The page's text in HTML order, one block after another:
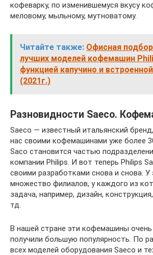
кофеварку, по изменившемуся вкусу
меловому, мыльному, мутноватому.
Читайте также: Офисная
лучших моделей кофемашин
функцией капучино и
(2021г.)
Разновидности Saeco.
Saeco — известный итальянский
нас своими кофемашинами уже более
Saco становится частью
компании Philips. И вот теперь Philips
своими разработками снова и снова. У
множество филиалов, у каждого из
задача, например, дизайн,
тд.
В нашей стране эти кофемашины очень
получили большую популярность. По
всех моделей оборудования Saeco и